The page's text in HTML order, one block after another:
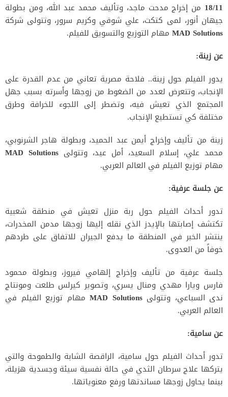
18/11 من إخراج مدحت ماجد، وتأليف محمد عبد الله، ومن بطولة
جيهان أنور، لمى كتكت، علي شوقي وكريم سرور، وتتولى شركة
MAD Solutions مهام التوزيع والتسويق للفيلم.
عن زينة:
يدور الفيلم حول زينة.. فلاحة مصرية تعاني من عدم القدرة على
الإنجاب، وتتعرض لعدد من الضغوط من زوجها وأسرته بسبب جهل
المجتمع الذي تعيش فيه، وتضطر إلى اللجوء للخرافة وطرق
مختلفة كي تستطيع الإنجاب.
زينة من تأليف وإخراج أيمن عبد الحميد، وبطولة هاجر الشرنوبي،
محمد علي، إسلام السعيد، أمل عيد، وتتولى MAD Solutions
مهام توزيع الفيلم في العالم العربي.
عن جلسة عرفية:
تدور أحداث الفيلم حول ربة منزل تعيش في منطقة شعبية
تكتشف إصابتها بالإيدز الذي نقله إليها زوجها مدمن المخدرات،
ينتشر الخبر في المنطقة ما يدفع الجيران للاتفاق على طردهم
خوفاً من العدوى.
جلسة عرفية من تأليف وإخراج إلهامي فيروز، وبطولة محمود
فارس ويارا مهدي ومنال يسري، وتصوير كيرلس طلعت ومونتاج
ندى السباعي، وتتولىMAD Solutions مهام توزيع الفيلم في
العالم العربي.
عن سامية:
تدور أحداث الفيلم حول سامية، الراقصة الشابة والطموحة والتي
يتركها علاج سرطان الثدي في حالة نفسية سيئة وجسدية هزيلة،
بينما يحاول زوجها مساندتها ورفع معنوياتها.